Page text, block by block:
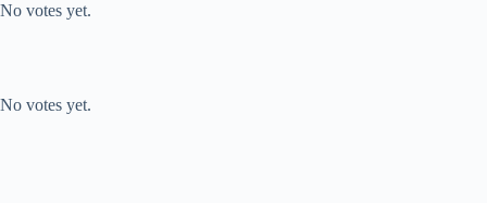
No votes yet.
No votes yet.